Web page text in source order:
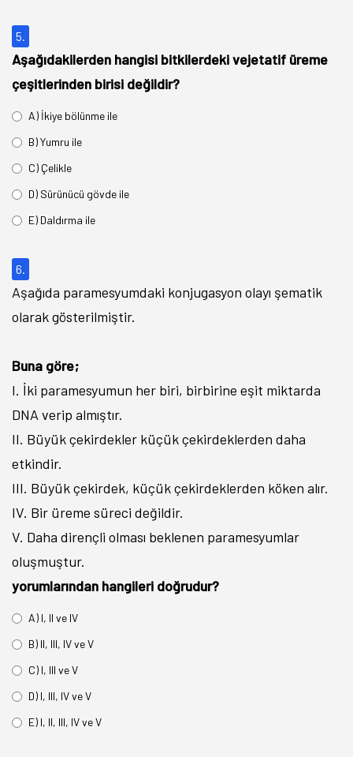
5.
Aşağıdakilerden hangisi bitkilerdeki vejetatif üreme
çeşitlerinden birisi değildir?
A) İkiye bölünme ile
B) Yumru ile
C) Çelikle
D) Sürünücü gövde ile
E) Daldırma ile
6.
Aşağıda paramesyumdaki konjugasyon olayı şematik
olarak gösterilmiştir.
Buna göre;
I. İki paramesyumun her biri, birbirine eşit miktarda
DNA verip almıştır.
II. Büyük çekirdekler küçük çekirdeklerden daha
etkindir.
III. Büyük çekirdek, küçük çekirdeklerden köken alır.
IV. Bir üreme süreci değildir.
V. Daha dirençli olması beklenen paramesyumlar
oluşmuştur.
yorumlarından hangileri doğrudur?
A) I, II ve IV
B) II, III, IV ve V
C) I, III ve V
D) I, III, IV ve V
E) I, II, III, IV ve V